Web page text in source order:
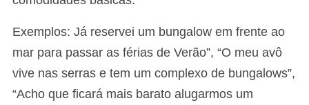
Exemplos: Já reservei um bungalow em frente ao
mar para passar as férias de Verão”, “O meu avô
vive nas serras e tem um complexo de bungalows”,
“Acho que ficará mais barato alugarmos um